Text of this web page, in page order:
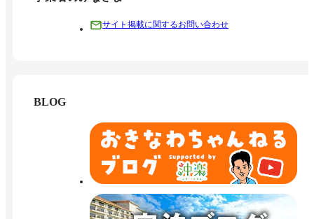
サイト掲載に関するお問い合わせ
BLOG